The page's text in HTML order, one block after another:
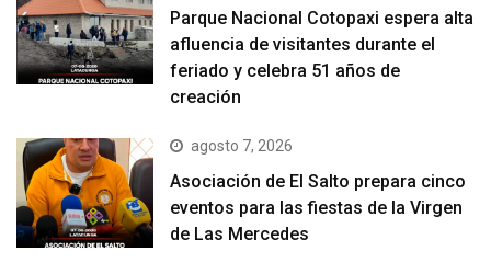
Parque Nacional Cotopaxi espera alta
afluencia de visitantes durante el
feriado y celebra 51 años de
creación
agosto 7, 2026
Asociación de El Salto prepara cinco
eventos para las fiestas de la Virgen
de Las Mercedes